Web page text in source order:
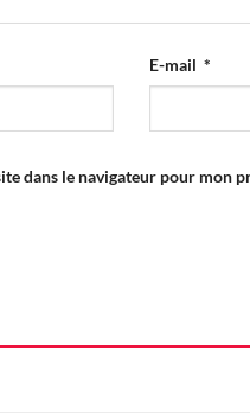
E-mail *
dans le navigateur pour mon